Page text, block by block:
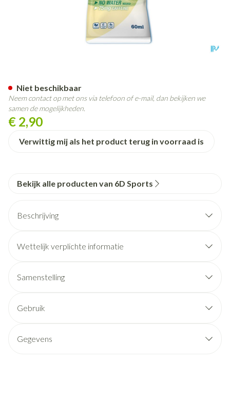
€ 2,90
Verwittig mij als het product terug in voorraad is
Niet beschikbaar
Neem contact op met ons via telefoon of e-mail, dan bekijken we
samen de mogelijkheden.
Bekijk alle producten van 6D Sports
Beschrijving
Wettelijk verplichte informatie
Samenstelling
Gebruik
Gegevens